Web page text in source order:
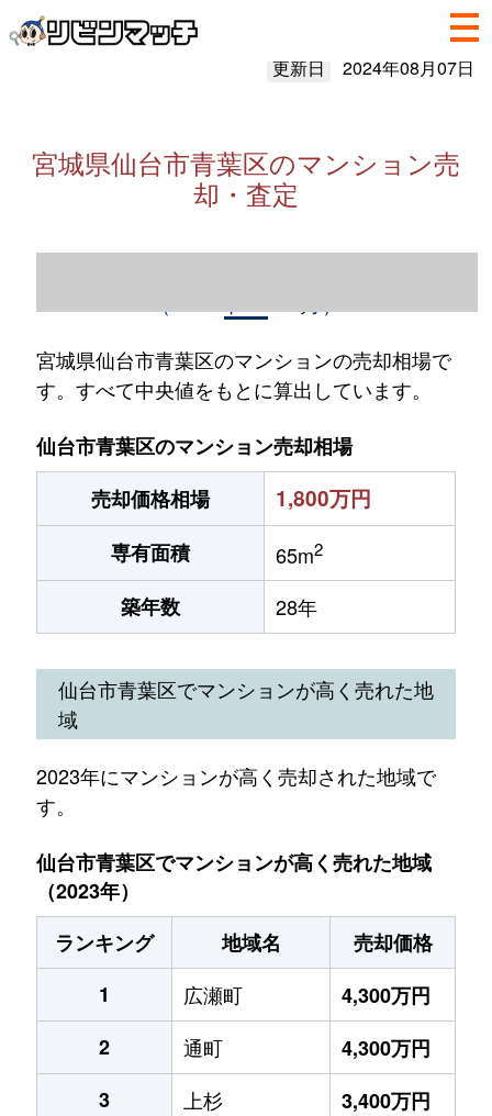
更新日 2024年08月07日
宮城県仙台市青葉区のマンション売
却・査定
宮城県仙台市青葉区のマンションの売却相場で
す。すべて中央値をもとに算出しています。
仙台市青葉区のマンション売却相場
売却価格相場
1,800万円
専有面積 65m2
築年数 28年
仙台市青葉区でマンションが高く売れた地
域
2023年にマンションが高く売却された地域で
す。
仙台市青葉区でマンションが高く売れた地域
（2023年）
ランキング
地域名
売却価格
1
広瀬町
4,300万円
2
通町
4,300万円
3
上杉
3,400万円